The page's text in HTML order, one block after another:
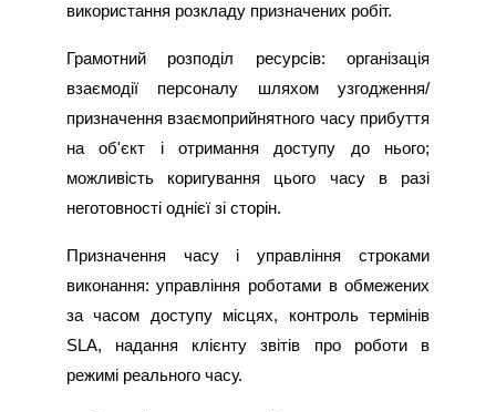
використання розкладу призначених робіт.
Грамотний розподіл ресурсів: організація
взаємодії персоналу шляхом узгодження/
призначення взаємоприйнятного часу прибуття
на об'єкт і отримання доступу до нього;
можливість коригування цього часу в разі
неготовності однієї зі сторін.
Призначення часу і управління строками
виконання: управління роботами в обмежених
за часом доступу місцях, контроль термінів
SLA, надання клієнту звітів про роботи в
режимі реального часу.